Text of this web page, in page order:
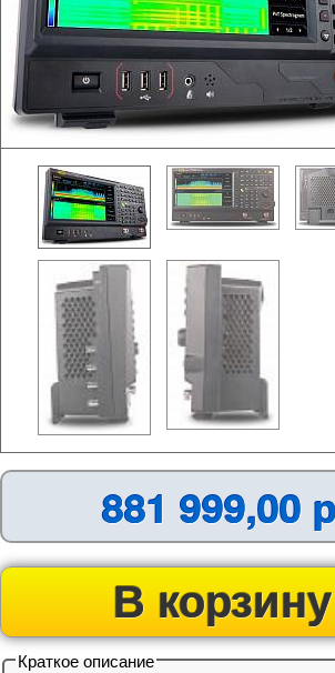
881 999,00
В корзину
Краткое описание